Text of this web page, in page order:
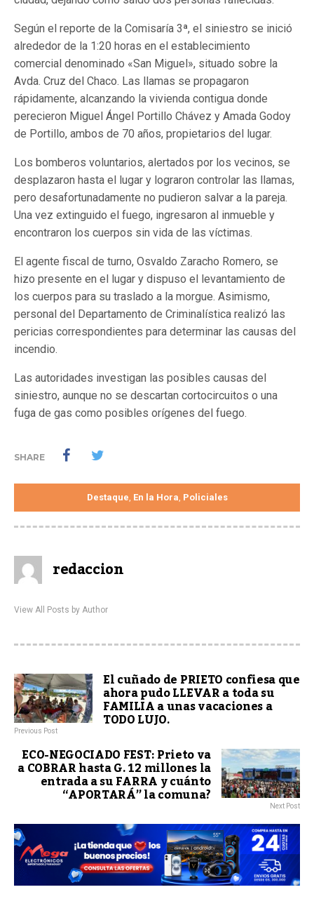
Según el reporte de la Comisaría 3ª, el siniestro se inició
alrededor de la 1:20 horas en el establecimiento
comercial denominado «San Miguel», situado sobre la
Avda. Cruz del Chaco. Las llamas se propagaron
rápidamente, alcanzando la vivienda contigua donde
perecieron Miguel Ángel Portillo Chávez y Amada Godoy
de Portillo, ambos de 70 años, propietarios del lugar.
Los bomberos voluntarios, alertados por los vecinos, se
desplazaron hasta el lugar y lograron controlar las llamas,
pero desafortunadamente no pudieron salvar a la pareja.
Una vez extinguido el fuego, ingresaron al inmueble y
encontraron los cuerpos sin vida de las víctimas.
El agente fiscal de turno, Osvaldo Zaracho Romero, se
hizo presente en el lugar y dispuso el levantamiento de
los cuerpos para su traslado a la morgue. Asimismo,
personal del Departamento de Criminalística realizó las
pericias correspondientes para determinar las causas del
incendio.
Las autoridades investigan las posibles causas del
siniestro, aunque no se descartan cortocircuitos o una
fuga de gas como posibles orígenes del fuego.
SHARE
Destaque En la Hora Policiales
redaccion
View All Posts by Author
El cuñado de PRIETO confiesa que
ahora pudo LLEVAR a toda su
FAMILIA a unas vacaciones a
TODO LUJO.
Previous Post
ECO-NEGOCIADO FEST: Prieto va
a COBRAR hasta G. 12 millones la
entrada a su FARRA y cuánto
“APORTARÁ” la comuna? Next Post